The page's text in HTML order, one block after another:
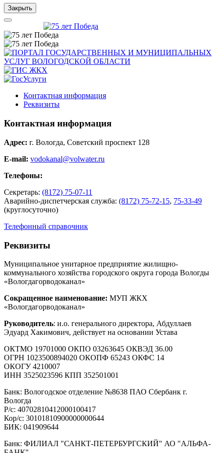
Закрыть
Контактная информация
Реквизиты
Контактная информация
Адрес: г. Вологда, Советский проспект 128
E-mail: vodokanal@volwater.ru
Телефоны:
Секретарь: (8172) 75-07-11
Аварийно-диспетчерская служба: (8172) 75-72-15, 75-33-49
(круглосуточно)
Телефонный справочник
Реквизиты
Муниципальное унитарное предприятие жилищно-
коммунального хозяйства городского округа города Вологды
«Вологдагорводоканал»
Сокращенное наименование: МУП ЖКХ
«Вологдагорводоканал»
Руководитель: и.о. генерального директора, Абдуллаев
Эдуард Хакимович, действует на основании Устава
ОКТМО 19701000 ОКПО 03263645 ОКВЭД 36.00
ОГРН 1023500894020 ОКОПФ 65243 ОКФС 14
ОКОГУ 4210007
ИНН 3525023596 КПП 352501001
Банк: Вологодское отделение №8638 ПАО Сбербанк г.
Вологда
Р/с: 40702810412000100417
Кор/с: 30101810900000000644
БИК: 041909644
Банк: ФИЛИАЛ "САНКТ-ПЕТЕРБУРГСКИЙ" АО "АЛЬФА-